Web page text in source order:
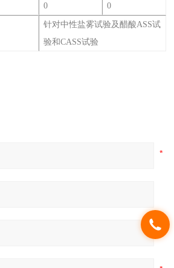
0 0
针对中性盐雾试验及醋酸ASS试
验和CASS试验